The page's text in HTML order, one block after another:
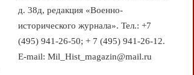
д. 38д, редакция «Военно-
исторического журнала». Тел.: +7
(495) 941-26-50; + 7 (495) 941-26-12.
E-mail: Mil_Hist_magazin@mail.ru